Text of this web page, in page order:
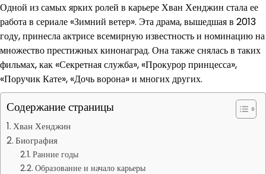
Одной из самых ярких ролей в карьере Хван Хенджин стала ее
работа в сериале «Зимний ветер». Эта драма, вышедшая в 2013
году, принесла актрисе всемирную известность и номинацию на
множество престижных кинонаград. Она также снялась в таких
фильмах, как «Секретная служба», «Прокурор принцесса»,
«Поручик Кате», «Дочь ворона» и многих других.
Содержание страницы
Хван Хенджин
Биография
Ранние годы
Образование и начало карьеры